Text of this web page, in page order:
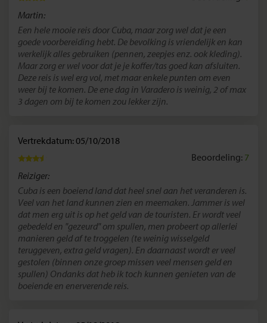
Martin:
Een hele mooie reis door Cuba, maar zorg wel dat je een
goede voorbereiding hebt. De bevolking is vriendelijk en kan
werkelijk alles gebruiken (pennen, zeepjes enz. ook kleding).
Maar zorg er wel voor dat je je koffer/tas goed kan afsluiten.
Deze reis is wel erg vol, met maar enkele punten om even
weer bij te komen. De ene dag in Varadero is weinig, 2 of max
3 dagen om bij te komen zou lekker zijn.
Vertrekdatum: 05/10/2018
Beoordeling: 7
Reiziger:
Cuba is een boeiend land dat heel snel aan het veranderen is.
Veel van het land kunnen zien en meemaken. Jammer is wel
dat men erg uit is op het geld van de touristen. Er wordt veel
gebedeld en "gezeurd" om spullen, men probeert op allerlei
manieren geld af te troggelen (te weinig wisselgeld
teruggeven, extra geld vragen). En daarnaast wordt er veel
gestolen (binnen onze groep missen veel mensen geld en
spullen) Ondanks dat heb ik toch kunnen genieten van de
boeiende en enerverende reis.